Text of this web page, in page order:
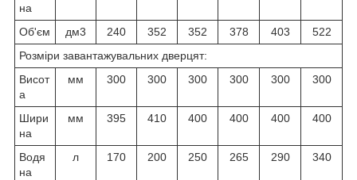
на
Об'єм дм3 240 352 352 378 403
522
Розміри завантажувальних дверцят:
Висот
а
мм 300 300 300 300 300 300
Шири
на
мм 395 410 400 400 400 400
Водя
на
л 170 200 250 265 290 340